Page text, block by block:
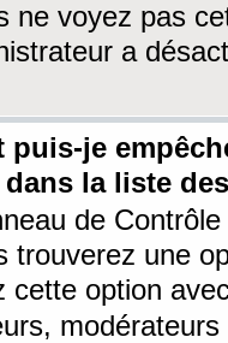
ne voyez pas
a
puis-je
dans la liste
de
trouverez une
cette option